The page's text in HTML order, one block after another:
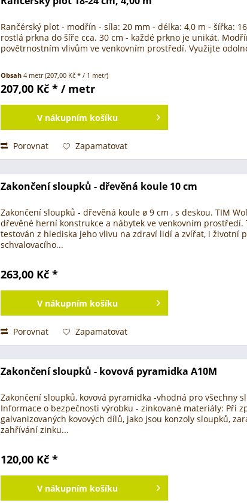
Rančérský plot - modřín - síla: 20 mm - délka: 4,0 m - šířka:
rostlá prkna do šíře cca. 30 cm - každé prkno je unikát.
povětrnostním vlivům ve venkovním prostředí. Využijte
Obsah4 metr(207,00 Kč * / 1 metr)
207,00 Kč * / metr
V nákupním košíku
Porovnat Zapamatovat
Zakončení sloupků - dřevěná koule 10 cm
Zakončení sloupků - dřevěná koule ø 9 cm , s deskou. TIM
dřevěné herní konstrukce a nábytek ve venkovním
testován z hlediska jeho vlivu na zdraví lidí a zvířat, i životní
schvalovacího...
263,00 Kč *
V nákupním košíku
Porovnat Zapamatovat
Zakončení sloupků - kovová pyramidka A10M
Zakončení sloupků, kovová pyramidka -vhodná pro všechny
Informace o bezpečnosti výrobku - zinkované materiály: Při
galvanizovaných kovových dílů, jako jsou konzoly sloupků,
zahřívání zinku...
120,00 Kč *
V nákupním košíku